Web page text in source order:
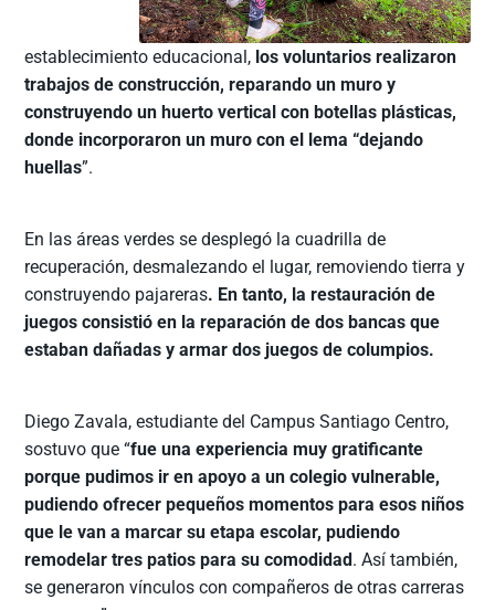
establecimiento educacional, los voluntarios realizaron
trabajos de construcción, reparando un muro y
construyendo un huerto vertical con botellas plásticas,
donde incorporaron un muro con el lema “dejando
huellas”.
En las áreas verdes se desplegó la cuadrilla de
recuperación, desmalezando el lugar, removiendo tierra y
construyendo pajareras. En tanto, la restauración de
juegos consistió en la reparación de dos bancas que
estaban dañadas y armar dos juegos de columpios.
Diego Zavala, estudiante del Campus Santiago Centro,
sostuvo que “fue una experiencia muy gratificante
porque pudimos ir en apoyo a un colegio vulnerable,
pudiendo ofrecer pequeños momentos para esos niños
que le van a marcar su etapa escolar, pudiendo
remodelar tres patios para su comodidad. Así también,
se generaron vínculos con compañeros de otras carreras